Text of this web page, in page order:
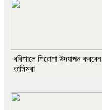
বরিশালে শিরোপা উদযাপন করবেন
তামিমরা